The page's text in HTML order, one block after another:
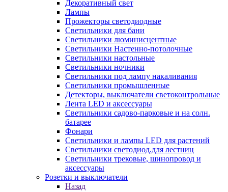
Декоративный свет
Лампы
Прожекторы светодиодные
Светильники для бани
Светильники люминисцентные
Светильники Настенно-потолочные
Светильники настольные
Светильники ночники
Светильники под лампу накаливания
Светильники промышленные
Детекторы, выключатели светоконтрольные
Лента LED и аксессуары
Светильники садово-парковые и на солн.
батарее
Фонари
Светильники и лампы LED для растений
Светильники светодиод.для лестниц
Светильники трековые, шинопровод и
аксессуары
Розетки и выключатели
Назад